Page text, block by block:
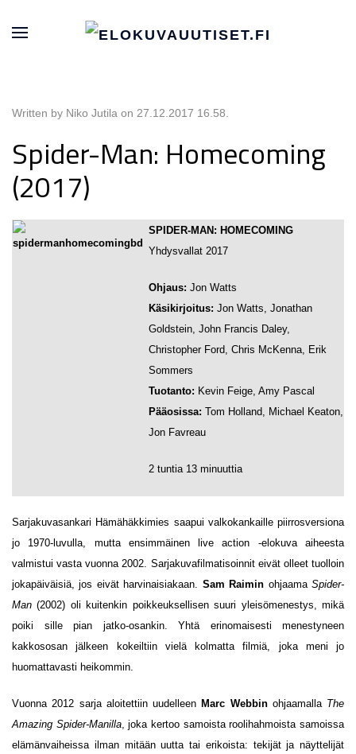
Written by Niko Jutila on 27.12.2017 16.58
Spider-Man: Homecoming
(2017)
SPIDER-MAN: HOMECOMING
Yhdysvallat 2017
Ohjaus: Jon Watts
Käsikirjoitus: Jon Watts, Jonathan
Goldstein, John Francis Daley,
Christopher Ford, Chris McKenna, Erik
Sommers
Tuotanto: Kevin Feige, Amy Pascal
Pääosissa: Tom Holland, Michael Keaton,
Jon Favreau
2 tuntia 13 minuuttia
Sarjakuvasankari Hämähäkkimies saapui valkokankaille piirrosversiona
jo 1970-luvulla, mutta ensimmäinen live action -elokuva aiheesta
valmistui vasta vuonna 2002. Sarjakuvafilmatisoinnit eivät olleet tuolloin
jokapäiväisiä, jos eivät harvinaisiakaan. Sam Raimin ohjaamaSpider-
Man (2002) oli kuitenkin poikkeuksellisen suuri yleisömenestys, mikä
poiki sille pian jatko-osankin. Yhtä erinomaisesti menestyneen
kakkososan jälkeen kokeiltiin vielä kolmatta filmiä, joka meni jo
huomattavasti heikommin.
Vuonna 2012 sarja aloitettiin uudelleen Marc Webbinohjaamalla The
Amazing Spider-Manilla, joka kertoo samoista roolihahmoista samoissa
elämänvaiheissa ilman mitään uutta tai erikoista: tekijät ja näyttelijät